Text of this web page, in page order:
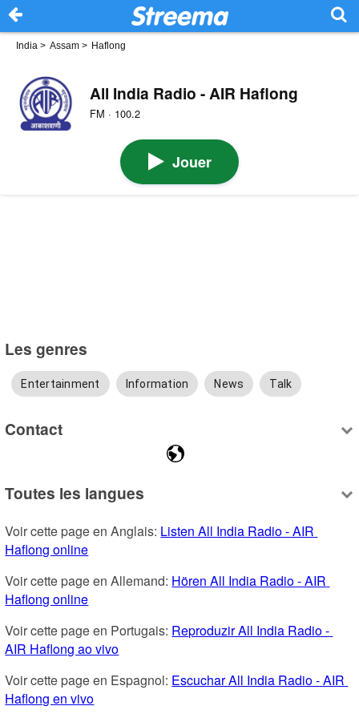
India > Assam > Haflong
All India Radio - AIR Haflong
FM · 100.2
Jouer
Les genres
Entertainment Information News Talk
Contact
Toutes les langues
Voir cette page en Anglais: Listen All India Radio - AIR
Haflong online
Voir cette page en Allemand: Hören All India Radio - AIR
Haflong online
Voir cette page en Portugais: Reproduzir All India Radio -
AIR Haflong ao vivo
Voir cette page en Espagnol: Escuchar All India Radio - AIR
Haflong en vivo